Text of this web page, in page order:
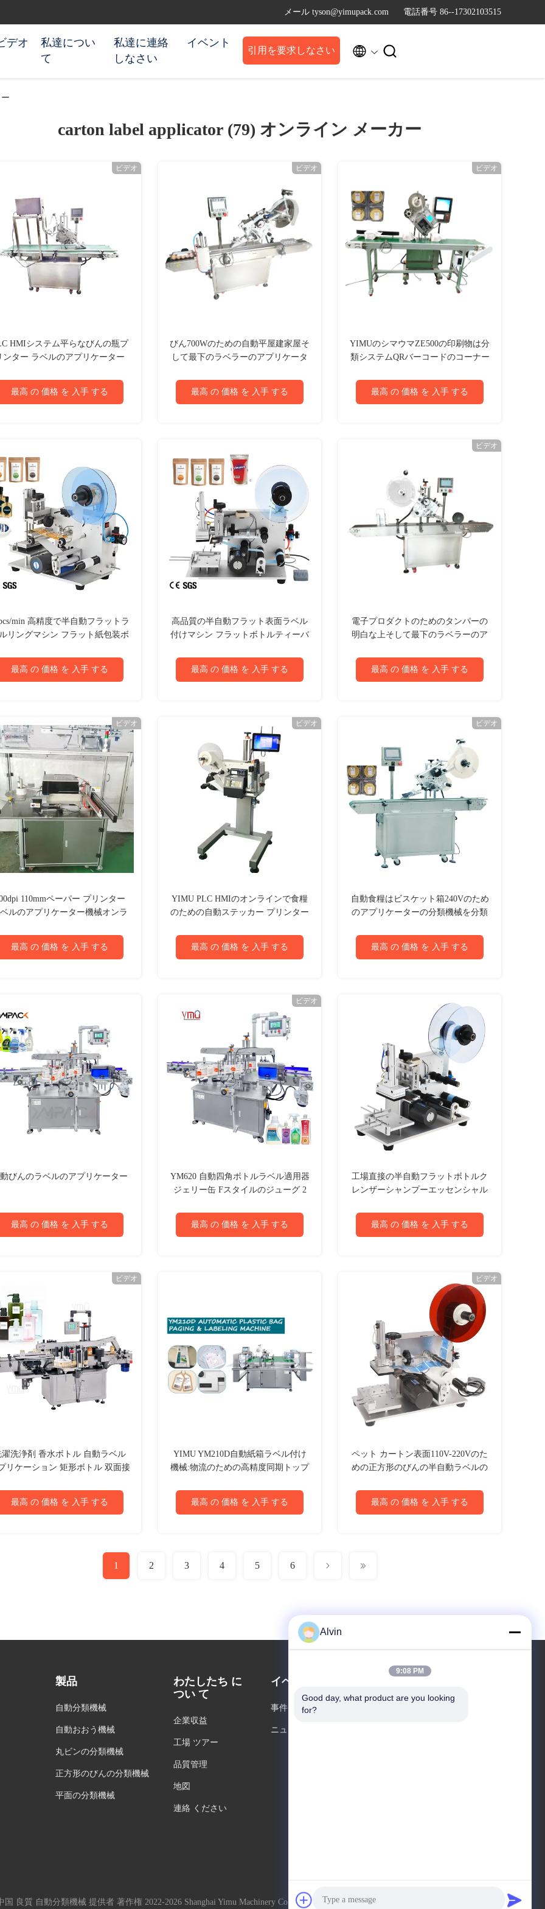
メール tyson@yimupack.com 電話番号 86--17302103515
デオ
私達につい
て
私達に連絡
しなさい
イベント
引用を要求しなさい  
carton label applicator (79) オンライン メーカー
ビデオ
HMIシステム平らなびんの瓶プ
ンター ラベルのアプリケーター
最高 の 価格 を 入手 する
ビデオ
びん700Wのための自動平屋建家屋そ
して最下のラベラーのアプリケータ
最高 の 価格 を 入手 する
ビデオ
YIMUのシマウマZE500の印刷物は分
類システムQRバーコードのコーナー
最高 の 価格 を 入手 する
min 高精度で半自動フラットラ
リングマシン フラット紙包装ボ
最高 の 価格 を 入手 する
高品質の半自動フラット表面ラベル
付けマシン フラットボトルティーバ
最高 の 価格 を 入手 する
ビデオ
電子プロダクトのためのタンパーの
明白な上そして最下のラベラーのア
最高 の 価格 を 入手 する
ビデオ
110mmペーパー プリンター
ルのアプリケーター機械オンラ
最高 の 価格 を 入手 する
ビデオ
YIMU PLC HMIのオンラインで食糧
のための自動ステッカー プリンター
最高 の 価格 を 入手 する
ビデオ
自動食糧はビスケット箱240Vのため
のアプリケーターの分類機械を分類
最高 の 価格 を 入手 する
びんのラベルのアプリケーター
最高 の 価格 を 入手 する
ビデオ
YM620 自動四角ボトルラベル適用器
ジェリー缶 Fスタイルのジューグ 2
最高 の 価格 を 入手 する
工場直接の半自動フラットボトルク
レンザーシャンプーエッセンシャル
最高 の 価格 を 入手 する
ビデオ
濯洗浄剤 香水ボトル 自動ラベル
リケーション 矩形ボトル 双面接
最高 の 価格 を 入手 する
YIMU YM210D自動紙箱ラベル付け
機械:物流のための高精度同期トップ
最高 の 価格 を 入手 する
ビデオ
ペット カートン表面110V-220Vのた
めの正方形のびんの半自動ラベルの
最高 の 価格 を 入手 する
1 2 3 4 5 6
製品
自動分類機械
自動おおう機械
丸ビンの分類機械
正方形のびんの分類機械
平面の分類機械
わたしたち に
つい て
企業収益
工場 ツアー
品質管理
地図
連絡 ください
イベント
事件
ニュース
国 良質 自動分類機械 提供者 著作権 2022-2026 Shanghai Yimu Machinery Co., Ltd. . 複製権所有。
Alvin
9:08 PM
Good day, what product are you looking
for?